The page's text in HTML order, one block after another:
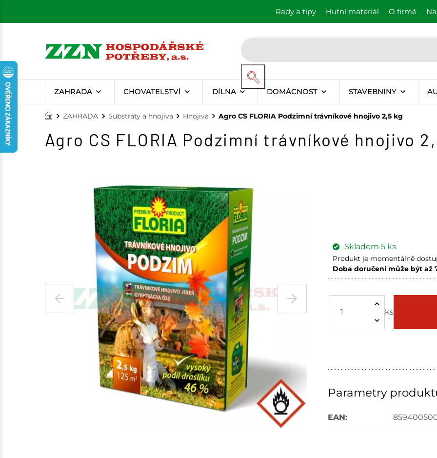
Rady a tipy Hutní materiál O firmě
ZAHRADA CHOVATELSTVÍ DÍLNA DOMÁCNOST STAVEBNINY
ZAHRADA Substráty a hnojiva Hnojiva Agro CS FLORIA Podzimní trávníkové hnojivo 2,5 kg
Agro CS FLORIA Podzimní trávníkové hnojivo
ks
Skladem 5 ks
Produkt je momentálně
Doba doručení může být až
Skladové množství na
Parametry
EAN: